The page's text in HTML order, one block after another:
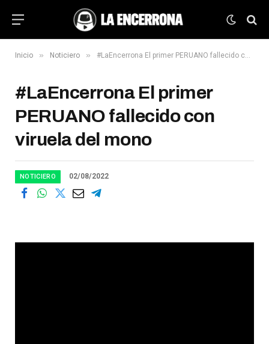
Inicio » Noticiero » #LaEncerrona El primer PERUANO fallecido con viruela del mono
#LaEncerrona El primer
PERUANO fallecido con
viruela del mono
NOTICIERO 02/08/2022